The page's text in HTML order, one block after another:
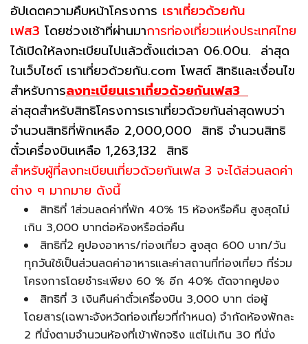
อัปเดตความคืบหน้าโครงการ เราเที่ยวด้วยกัน
เฟส3 โดยช่วงเช้าที่ผ่านมาการท่องเที่ยวแห่งประเทศไทย
ได้เปิดให้ลงทะเบียนไปแล้วตั้งแต่เวลา 06.00น. ล่าสุด
ในเว็บไซต์ เราเที่ยวด้วยกัน.com โพสต์ สิทธิและเงื่อนไข
สำหรับการลงทะเบียนเราเที่ยวด้วยกันเฟส3
ล่าสุดสำหรับสิทธิโครงการเราเที่ยวด้วยกันล่าสุดพบว่า
จำนวนสิทธิที่พักเหลือ 2,000,000 สิทธิ จำนวนสิทธิ
ตั๋วเครื่องบินเหลือ 1,263,132 สิทธิ
สำหรับผู้ที่ลงทะเบียนเที่ยวด้วยกันเฟส 3 จะได้ส่วนลดค่า
ต่าง ๆ มากมาย ดังนี้
สิทธิที่ 1ส่วนลดค่าที่พัก 40% 15 ห้องหรือคืน สูงสุดไม่
เกิน 3,000 บาทต่อห้องหรือต่อคืน
สิทธิที่2 คูปองอาหาร/ท่องเที่ยว สูงสุด 600 บาท/วัน
ทุกวันใช้เป็นส่วนลดค่าอาหารและค่าสถานที่ท่องเที่ยว ที่ร่วม
โครงการโดยชำระเพียง 60 % อีก 40% ตัดจากคูปอง
สิทธิที่ 3 เงินคืนค่าตั๋วเครื่องบิน 3,000 บาท ต่อผู้
โดยสาร(เฉพาะจังหวัดท่องเที่ยวที่กำหนด) จำกัดห้องพักละ
2 ที่นั่งตามจำนวนห้องที่เข้าพักจริง แต่ไม่เกิน 30 ที่นั่ง